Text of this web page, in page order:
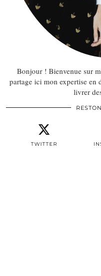
Bonjour ! Bienvenue sur
partage ici mon expertise en
livrer
TWITTER